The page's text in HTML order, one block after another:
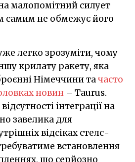
малопомітний силует
самим не обмежує його
легко зрозуміти, чому
крилату ракету, яка
Німеччини тачасто
новин – Taurus.
інтеграції на
завелика для
відсіках стелс-
встановлення
що серйозно